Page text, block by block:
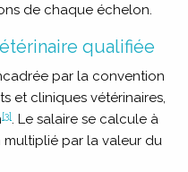
de chaque échelon.
qualifiée
par la convention
et cliniques vétérinaires,
[3]. Le salaire se calcule à
par la valeur du